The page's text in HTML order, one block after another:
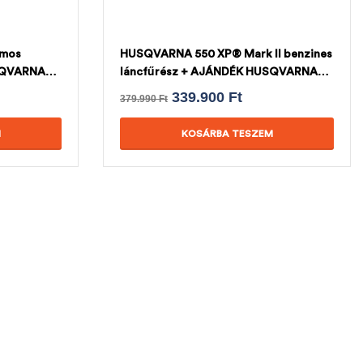
HUSQVARNA 550 XP® Mark II benzines
láncfűrész + AJÁNDÉK HUSQVARNA
379.990Ft 339.900 Ft
KOSÁRBA TESZEM